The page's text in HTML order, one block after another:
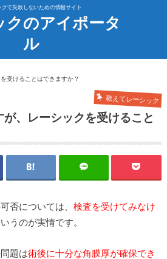
クで失敗しないための情報サイト
クのアイポータ
ル
受けることはできますか？
教えてレーシック
、レーシックを受けること
否については、 検査を受けてみなけ
うのが実情です。
題は術後に十分な角膜厚が確保でき